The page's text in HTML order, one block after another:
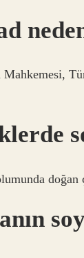
Mahkemesi,
doğan